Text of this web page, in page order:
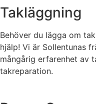
Takläggning
Behöver du lägga om
hjälp! Vi är Sollentunas
mångårig erfarenhet av
takreparation.